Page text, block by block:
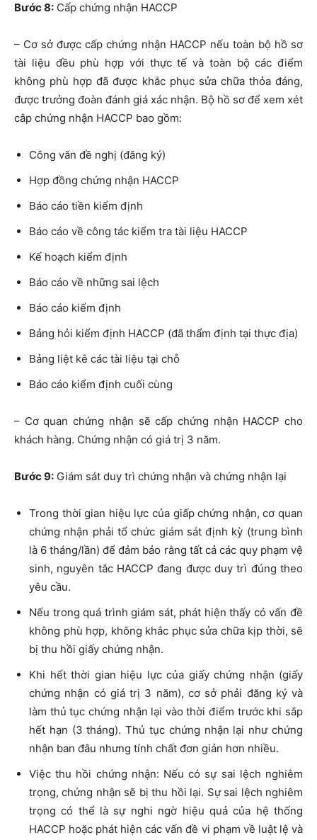
Bước 8: Cấp chứng nhận HACCP
– Cơ sở được cấp chứng nhận HACCP nếu toàn bộ hồ sơ
tài liệu đều phù hợp với thực tế và toàn bộ các điểm
không phù hợp đã được khắc phục sửa chữa thỏa đáng,
được trưởng đoàn đánh giá xác nhận. Bộ hồ sơ để xem xét
câp chứng nhận HACCP bao gồm:
Công văn đề nghị (đăng ký)
Hợp đồng chứng nhận HACCP
Báo cáo tiền kiểm định
Báo cáo về công tác kiểm tra tài liệu HACCP
Kế hoạch kiểm định
Báo cáo về những sai lệch
Báo cáo kiểm định
Bảng hỏi kiểm định HACCP (đã thẩm định tại thực địa)
Bảng liệt kê các tài liệu tại chỗ
Báo cáo kiểm định cuối cùng
– Cơ quan chứng nhận sẽ cấp chứng nhận HACCP cho
khách hàng. Chứng nhận có giá trị 3 năm.
Bước 9: Giám sát duy trì chứng nhận và chứng nhận lại
Trong thời gian hiệu lực của giấp chứng nhận, cơ quan
chứng nhận phải tổ chức giám sát định kỳ (trung bình
là 6 tháng/lần) để đảm bảo rằng tất cả các quy phạm vệ
sinh, nguyên tắc HACCP đang được duy trì đúng theo
yêu cầu.
Nếu trong quá trình giám sát, phát hiện thấy có vấn đề
không phù hợp, không khắc phục sửa chữa kịp thời, sẽ
bị thu hồi giấy chứng nhận.
Khi hết thời gian hiệu lực của giấy chứng nhận (giấy
chứng nhận có giá trị 3 năm), cơ sở phải đăng ký và
làm thủ tục chứng nhận lại vào thời điểm trước khi sắp
hết hạn (3 tháng). Thủ tục chứng nhận lại như chứng
nhận ban đâu nhưng tính chất đơn giản hơn nhiều.
Việc thu hồi chứng nhận: Nếu có sự sai lệch nghiêm
trọng, chứng nhận sẽ bị thu hồi lại. Sự sai lệch nghiêm
trọng có thể là sự nghi ngờ hiệu quả của hệ thống
HACCP hoặc phát hiện các vấn đề vi phạm về luật lệ và